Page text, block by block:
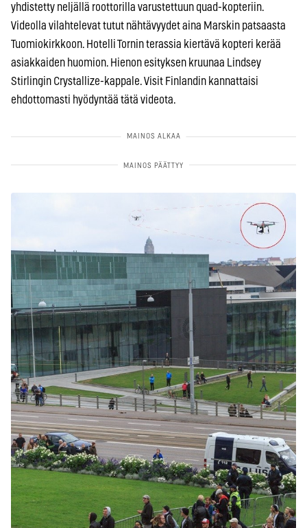
yhdistetty neljällä roottorilla varustettuun quad-kopteriin.
Videolla vilahtelevat tutut nähtävyydet aina Marskin patsaasta
Tuomiokirkkoon. Hotelli Tornin terassia kiertävä kopteri kerää
asiakkaiden huomion. Hienon esityksen kruunaa Lindsey
Stirlingin Crystallize-kappale. Visit Finlandin kannattaisi
ehdottomasti hyödyntää tätä videota.